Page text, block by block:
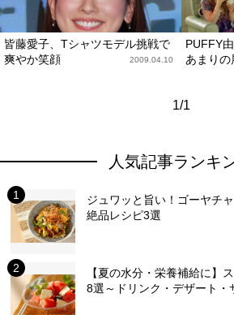
皆藤愛子、Tシャツモデル挑戦で
爽やか笑顔
2009.04.10
PUFFY
あまり
1/1
人気記事ランキ
ジュワッと旨い！ゴーヤチ
絶品レシピ3選
【夏の水分・栄養補給に】
8選～ドリンク・デザート・